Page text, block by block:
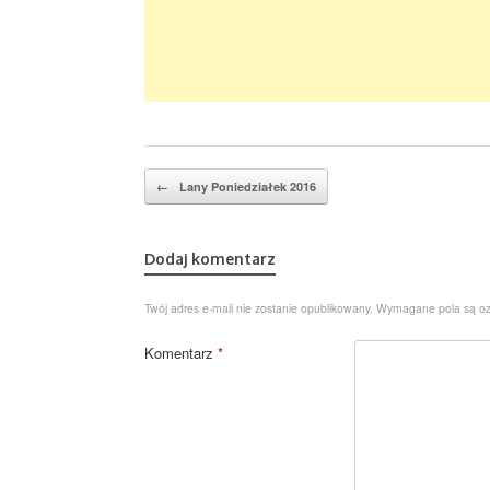
← Lany Poniedziałek 2016
Dodaj komentarz
Twój adres e-mail nie zostanie opublikowany. Wymagane pola są
Komentarz *